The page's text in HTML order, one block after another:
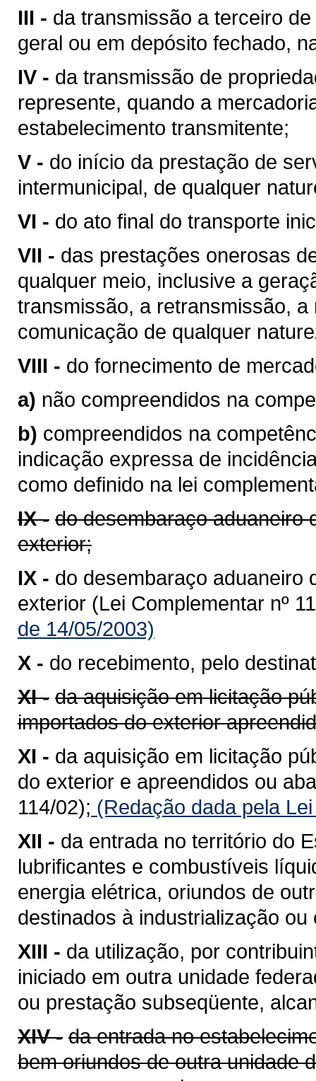
III - da transmissão a terceiro
geral ou em depósito fechado,
IV - da transmissão de
represente, quando a
estabelecimento transmitente;
V - do início da prestação de
intermunicipal, de qualquer
VI - do ato final do transporte
VII - das prestações onerosas
qualquer meio, inclusive a
transmissão, a retransmissão,
comunicação de qualquer
VIII - do fornecimento de
a) não compreendidos na
b) compreendidos na
indicação expressa de
como definido na lei
IX - do desembaraço aduaneiro
exterior;
IX - do desembaraço aduaneiro
exterior (Lei Complementar nº
de 14/05/2003)
X - do recebimento, pelo
XI - da aquisição em licitação
importados do exterior
XI - da aquisição em licitação
do exterior e apreendidos ou
114/02); (Redação dada pela
XII - da entrada no território do
lubrificantes e combustíveis
energia elétrica, oriundos de
destinados à industrialização
XIII - da utilização, por
iniciado em outra unidade
ou prestação subseqüente,
XIV - da entrada no
bem oriundos de outra unidade